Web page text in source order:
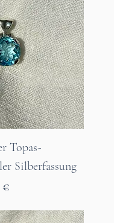
Topas-
Silberfassung
€